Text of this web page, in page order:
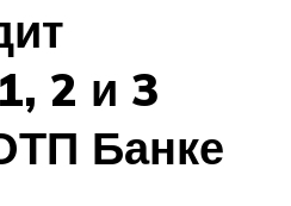
2 и 3
Банке